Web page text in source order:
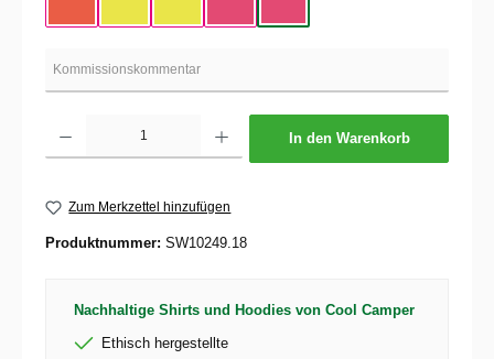
In den Warenkorb
Zum Merkzettel hinzufügen
Produktnummer: SW10249.18
Nachhaltige Shirts und Hoodies von Cool Camper
Ethisch hergestellte